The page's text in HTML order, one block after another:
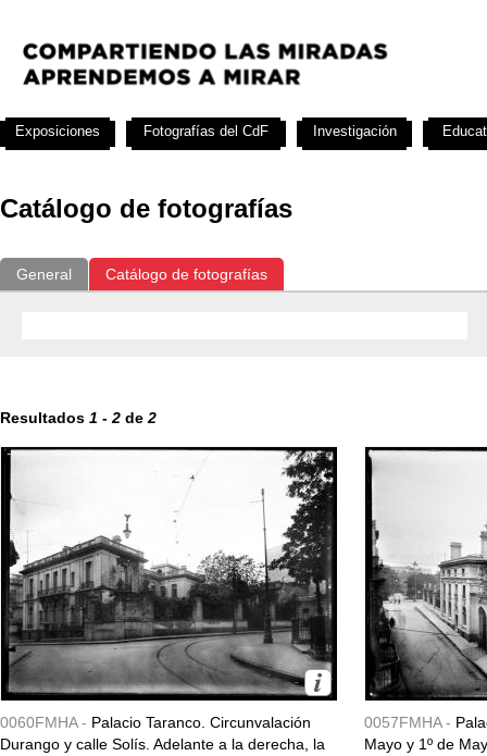
Catálogo de fotografías
General Catálogo de fotografías
Resultados 1 - 2 de 2
0060FMHA - Palacio Taranco. Circunvalación
Durango y calle Solís. Adelante a la derecha, la
0057FMHA -
Mayo y 1º de
Exposiciones Fotografías del CdF Investigación